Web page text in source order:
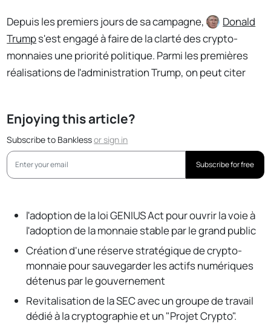
Depuis les premiers jours de sa campagne,
Donald
Trumps'est engagé à faire de la clarté des crypto-
monnaies une priorité politique. Parmi les premières
réalisations de l'administration Trump, on peut citer
Enjoying this article?
Subscribe to Banklessorsign in
Subscribe for free
l'adoption de la loi GENIUS Act pour ouvrir la voie à
l'adoption de la monnaie stable par le grand public
Création d'une réserve stratégique de crypto-
monnaie pour sauvegarder les actifs numériques
détenus par le gouvernement
Revitalisation de la SEC avec un groupe de travail
dédié à la cryptographie et un "Projet Crypto".